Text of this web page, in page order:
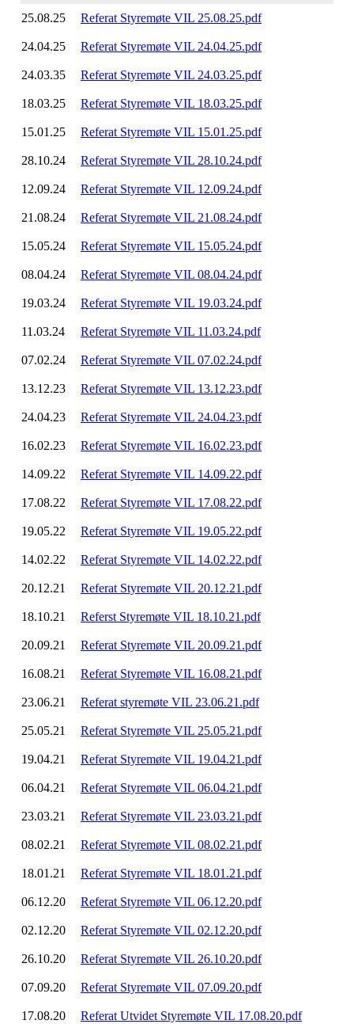
25.08.25 Referat Styremøte VIL 25.08.25.pdf
24.04.25 Referat Styremøte VIL 24.04.25.pdf
24.03.35 Referat Styremøte VIL 24.03.25.pdf
18.03.25 Referat Styremøte VIL 18.03.25.pdf
15.01.25 Referat Styremøte VIL 15.01.25.pdf
28.10.24 Referat Styremøte VIL 28.10.24.pdf
12.09.24 Referat Styremøte VIL 12.09.24.pdf
21.08.24 Referat Styremøte VIL 21.08.24.pdf
15.05.24 Referat Styremøte VIL 15.05.24.pdf
08.04.24 Referat Styremøte VIL 08.04.24.pdf
19.03.24 Referat Styremøte VIL 19.03.24.pdf
11.03.24 Referat Styremøte VIL 11.03.24.pdf
07.02.24 Referat Styremøte VIL 07.02.24.pdf
13.12.23 Referat Styremøte VIL 13.12.23.pdf
24.04.23 Referat Styremøte VIL 24.04.23.pdf
16.02.23 Referat Styremøte VIL 16.02.23.pdf
14.09.22 Referat Styremøte VIL 14.09.22.pdf
17.08.22 Referat Styremøte VIL 17.08.22.pdf
19.05.22 Referat Styremøte VIL 19.05.22.pdf
14.02.22 Referat Styremøte VIL 14.02.22.pdf
20.12.21 Referat Styremøte VIL 20.12.21.pdf
18.10.21 Referst Styremøte VIL 18.10.21.pdf
20.09.21 Referat Styremøte VIL 20.09.21.pdf
16.08.21 Referat Styremøte VIL 16.08.21.pdf
23.06.21 Referat styremøte VIL 23.06.21.pdf
25.05.21 Referat Styremøte VIL 25.05.21.pdf
19.04.21 Referat Styremøte VIL 19.04.21.pdf
06.04.21 Referat Styremøte VIL 06.04.21.pdf
23.03.21 Referat Styremøte VIL 23.03.21.pdf
08.02.21 Referat Styremøte VIL 08.02.21.pdf
18.01.21 Referat Styremøte VIL 18.01.21.pdf
06.12.20 Referat Styremøte VIL 06.12.20.pdf
02.12.20 Referat Styremøte VIL 02.12.20.pdf
26.10.20 Referat Styremøte VIL 26.10.20.pdf
07.09.20 Referat Styremøte VIL 07.09.20.pdf
17.08.20 Referat Utvidet Styremøte VIL 17.08.20.pdf